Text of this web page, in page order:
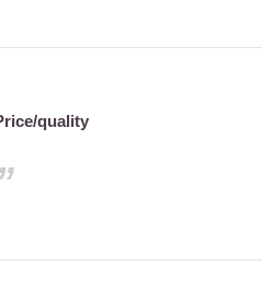
quality